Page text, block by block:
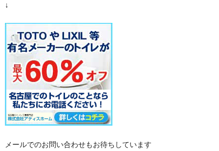
↓
メールでのお問い合わせもお待ちしています